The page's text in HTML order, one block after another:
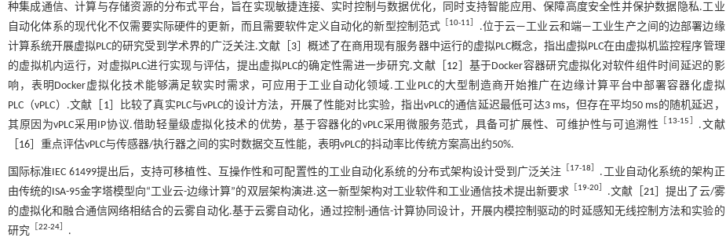
种集成通信、计算与存储资源的分布式平台，旨在实现敏捷连接、实时控制与数据优化，同时支持智能应用、保障高度安全性并保护数据隐私.工业
自动化体系的现代化不仅需要实际硬件的更新，而且需要软件定义自动化的新型控制范式 ［10-11］
.位于云—工业云和端—工业生产之间的边部署边缘
计算系统开展虚拟PLC的研究受到学术界的广泛关注.文献［ 3 ］概述了在商用现有服务器中运行的虚拟PLC概念，指出虚拟PLC在由虚拟机监控程序管理
的虚拟机内运行，对虚拟PLC进行实现与评估，提出虚拟PLC的确定性需进一步研究.文献［ 12 ］基于Docker容器研究虚拟化对软件组件时间延迟的影
响，表明Docker虚拟化技术能够满足软实时需求，可应用于工业自动化领域.工业PLC的大型制造商开始推广在边缘计算平台中部署容器化虚拟
PLC（vPLC）.文献［ 1］比较了真实PLC与vPLC的设计方法，开展了性能对比实验，指出vPLC的通信延迟最低可达3 ms，但存在平均50 ms的随机延迟，
其原因为vPLC采用IP协议.借助轻量级虚拟化技术的优势，基于容器化的vPLC采用微服务范式，具备可扩展性、可维护性与可追溯性
［ 13-15］ .文献
16 ］重点评估vPLC与传感器/执行器之间的实时数据交互性能，表明vPLC的抖动率比传统方案高出约50%.
国际标准IEC 61499提出后，支持可移植性、互操作性和可配置性的工业自动化系统的分布式架构设计受到广泛关注 ［17-18］ .工业自动化系统的架构正
由传统的ISA-95金字塔模型向“工业云-边缘计算”的双层架构演进.这一新型架构对工业软件和工业通信技术提出新要求 ［19-20］ .文献［21 ］提出了云/雾
的虚拟化和融合通信网络相结合的云雾自动化.基于云雾自动化，通过控制-通信-计算协同设计，开展内模控制驱动的时延感知无线控制方法和实验的
研究 ［22-24］ .